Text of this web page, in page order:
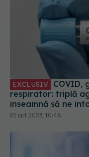
EXCLUSIV
respirator: triplă
înseamnă să ne
timpul pandemiei!
01 oct 2023, 10:48